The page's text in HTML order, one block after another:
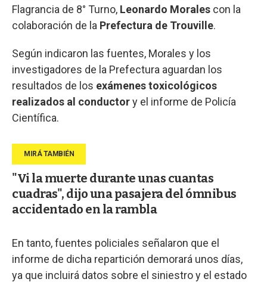
Flagrancia de 8° Turno, Leonardo Morales con la
colaboración de la Prefectura de Trouville.
Según indicaron las fuentes, Morales y los
investigadores de la Prefectura aguardan los
resultados de los exámenes toxicológicos
realizados al conductory el informe de Policía
Científica.
"Vi la muerte durante unas cuantas
cuadras", dijo una pasajera del ómnibus
accidentado en la rambla
En tanto, fuentes policiales señalaron que el
informe de dicha repartición demorará unos días,
ya que incluirá datos sobre el siniestro y el estado